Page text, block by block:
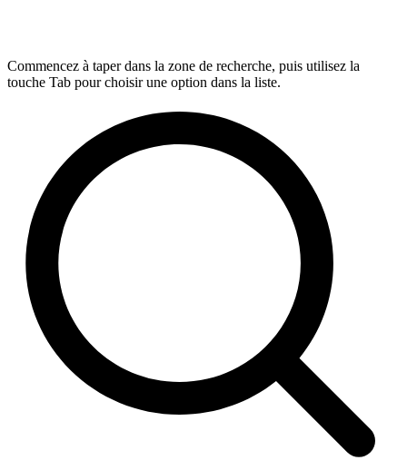
Commencez à taper dans la zone de recherche, puis utilisez la
touche Tab pour choisir une option dans la liste.